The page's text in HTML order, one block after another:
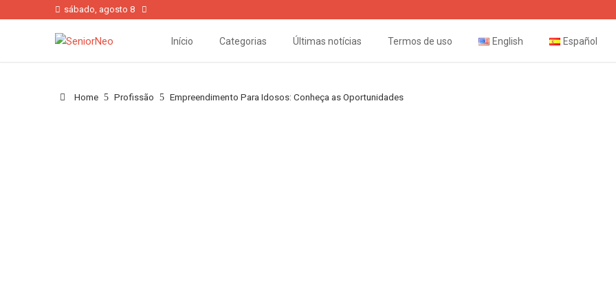
sábado, agosto 8
Início Categorias Últimas notícias Termos de uso English Español
Home Profissão Empreendimento Para Idosos: Conheça as Oportunidades